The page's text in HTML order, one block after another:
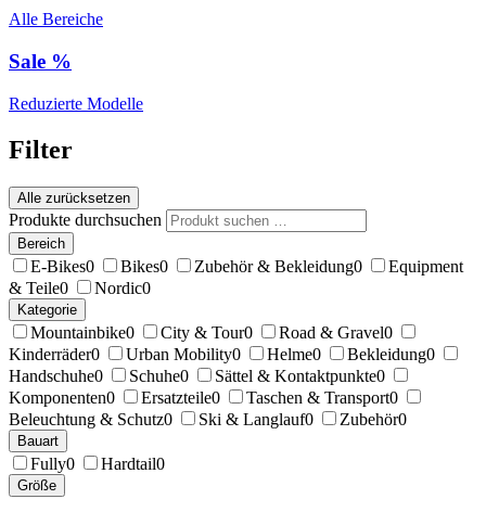
Alle Bereiche
Sale %
Reduzierte Modelle
Filter
Alle zurücksetzen
Produkte durchsuchen
Bereich
E-Bikes0 Bikes0 Zubehör & Bekleidung0
Equipment
& Teile0 Nordic0
Kategorie
Mountainbike0 City & Tour0 Road & Gravel0
Kinderräder0 Urban Mobility0 Helme0 Bekleidung0
Handschuhe0 Schuhe0 Sättel & Kontaktpunkte0
Komponenten0 Ersatzteile0 Taschen & Transport0
Beleuchtung & Schutz0 Ski & Langlauf0 Zubehör0
Bauart
Fully0 Hardtail0
Größe